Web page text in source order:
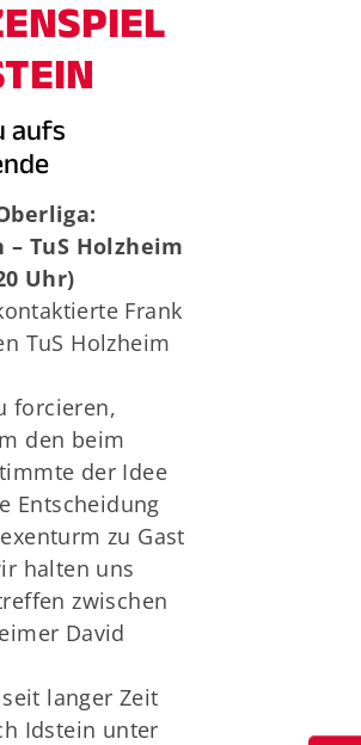
aufs
– TuS Holzheim
Uhr)
Frank
TuS Holzheim
forcieren,
den beim
der Idee
Entscheidung
zu Gast
halten uns
zwischen
David
langer Zeit
Idstein unter